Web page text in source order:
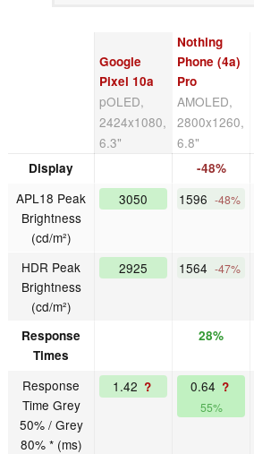
Google
Pixel 10a
pOLED,
2424x1080,
6.3"
Nothing
Phone (4a)
Pro
AMOLED,
2800x1260,
6.8"
Display -48%
APL18 Peak
Brightness
(cd/m²)
3050 1596 -48%
HDR Peak
Brightness
(cd/m²)
2925 1564 -47%
Response
Times
28%
Response
Time Grey
50% / Grey
80% * (ms)
1.42 ? 0.64 ?
55%